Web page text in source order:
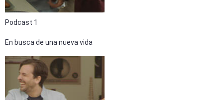
Podcast 1
En busca de una nueva vida